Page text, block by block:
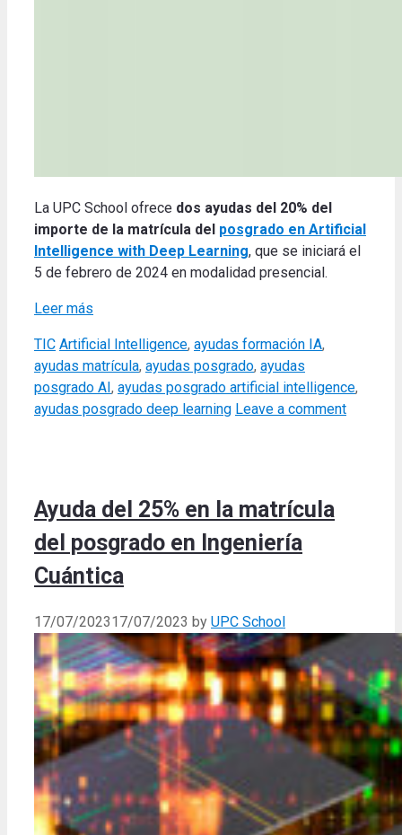
La UPC School ofrece dos ayudas del 20% del
importe de la matrícula del posgrado en Artificial
Intelligence with Deep Learning, que se iniciará el
5 de febrero de 2024 en modalidad presencial.
Leer más
Categories
TIC Tags
Artificial Intelligence, ayudas formación IA,
ayudas matrícula, ayudas posgrado, ayudas
posgrado AI , ayudas posgrado artificial intelligence,
ayudas posgrado deep learning Leave a comment
Ayuda del 25% en la matrícula
del posgrado en Ingeniería
Cuántica
17/07/202317/07/2023 by UPC School